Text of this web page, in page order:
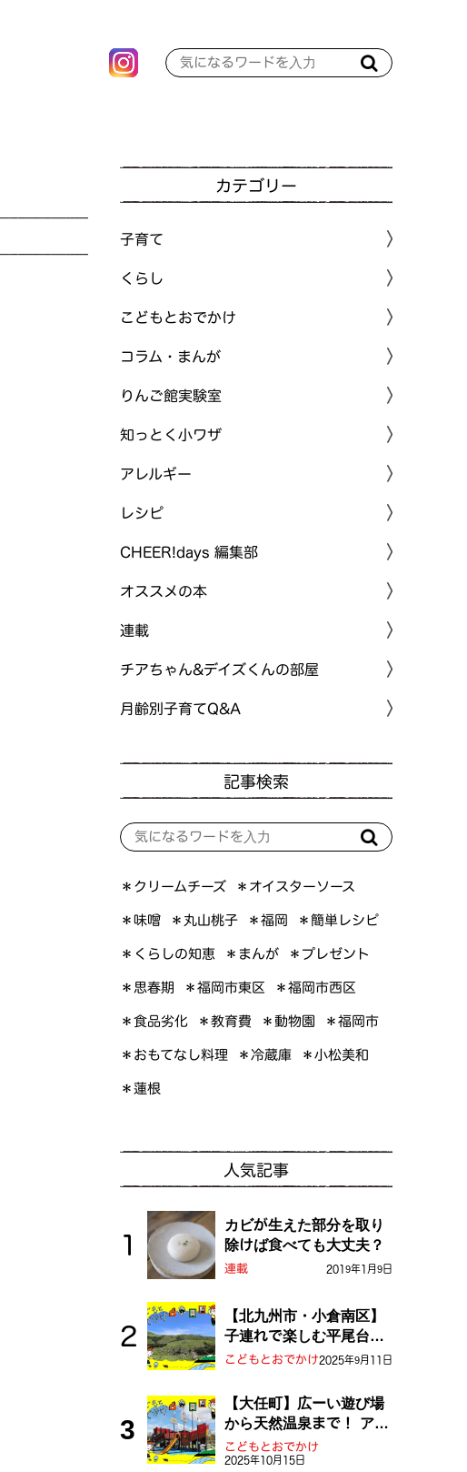
カテゴリー
子育て
くらし
こどもとおでかけ
コラム・まんが
りんご館実験室
知っとく小ワザ
アレルギー
レシピ
CHEER!days 編集部
オススメの本
連載
チアちゃん&デイズくんの部屋
月齢別子育てQ&A
記事検索
＊クリームチーズ ＊オイスターソース
＊味噌 ＊丸山桃子 ＊福岡 ＊簡単レシピ
＊くらしの知恵 ＊まんが ＊プレゼント
＊思春期 ＊福岡市東区 ＊福岡市西区
＊食品劣化 ＊教育費 ＊動物園 ＊福岡市
＊おもてなし料理 ＊冷蔵庫 ＊小松美和
＊蓮根
人気記事
カビが生えた部分を取り
除けば食べても大丈夫？
連載 2019年1月9日
【北九州市・小倉南区】
子連れで楽しむ平尾台！
ふしぎな草原や千仏鍾乳
こどもとおでかけ2025年9月11日
【大任町】広ーい遊び場
から天然温泉まで！ アミ
ューズメントな道の駅・
おおとう桜街道
こどもとおでかけ
2025年10月15日